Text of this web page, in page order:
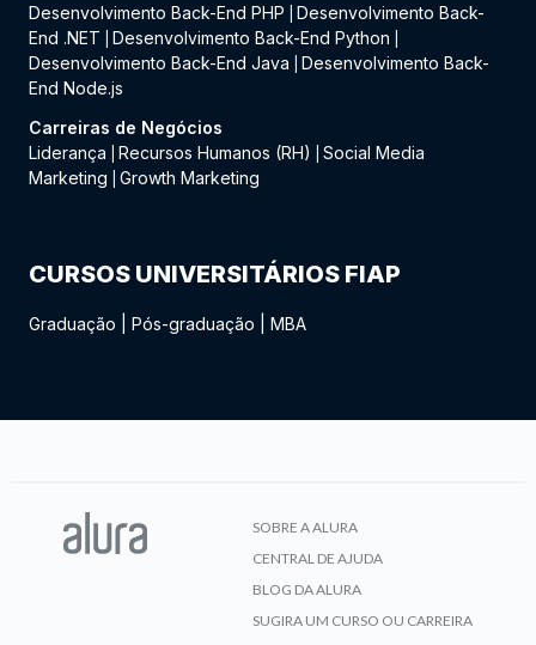
Desenvolvimento Back-End PHP
Desenvolvimento Back-
End .NET
Desenvolvimento Back-End Python
Desenvolvimento Back-End Java
Desenvolvimento Back-
End Node.js
Carreiras de Negócios
Liderança
Recursos Humanos (RH)
Social Media
Marketing
Growth Marketing
CURSOS UNIVERSITÁRIOS FIAP
Graduação Pós-graduação MBA
SOBRE A ALURA
CENTRAL DE AJUDA
BLOG DA ALURA
SUGIRA UM CURSO OU CARREIRA